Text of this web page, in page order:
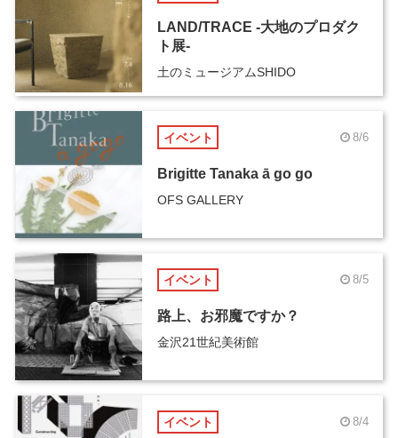
LAND/TRACE -大地のプロダク
ト展-
土のミュージアムSHIDO
イベント 8/6
Brigitte Tanaka ā go go
OFS GALLERY
イベント 8/5
路上、お邪魔ですか？
金沢21世紀美術館
イベント 8/4